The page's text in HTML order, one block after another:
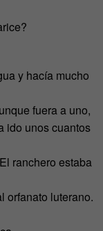
y hacía mucho
fuera a uno,
ido unos cuantos
ranchero estaba
orfanato luterano.